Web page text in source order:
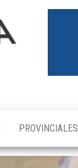
PROVINCIALES